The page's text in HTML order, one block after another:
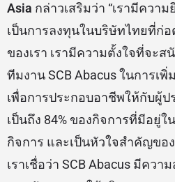
Asia กล่าวเสริมว่า “เรามีควา
เป็นการลงทุนในบริษัทไทยที่ก่
ของเรา เรามีความตั้งใจที่จะ
ทีมงาน SCB Abacus ในการเ
เพื่อการประกอบอาชีพให้กับผู้ป
เป็นถึง 84% ของกิจการที่มีอยู่ใ
กิจการ และเป็นหัวใจสำคัญขอ
เราเชื่อว่า SCB Abacus มีคว